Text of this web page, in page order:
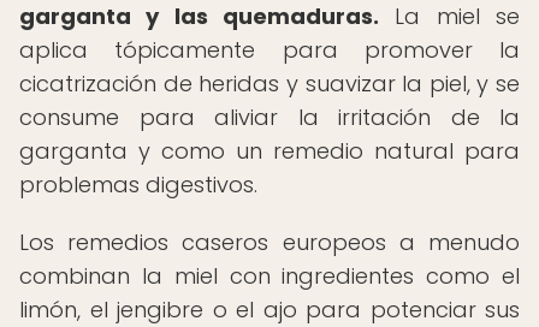
garganta y las quemaduras. La miel se
aplica tópicamente para promover la
cicatrización de heridas y suavizar la piel, y se
consume para aliviar la irritación de la
garganta y como un remedio natural para
problemas digestivos.
Los remedios caseros europeos a menudo
combinan la miel con ingredientes como el
limón, el jengibre o el ajo para potenciar sus